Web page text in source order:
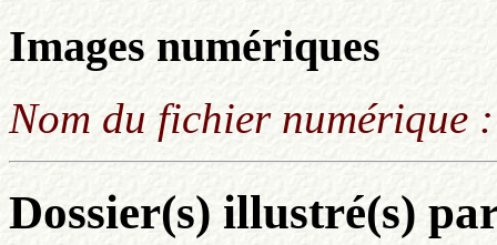
Images numériques
Nom du fichier numérique
Dossier(s) illustré(s)